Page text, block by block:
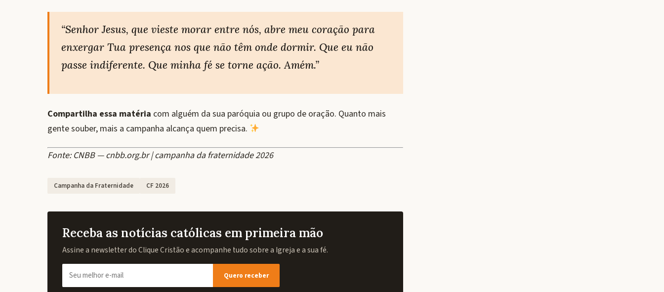
“Senhor Jesus, que vieste morar entre nós, abre meu coração para
enxergar Tua presença nos que não têm onde dormir. Que eu não
passe indiferente. Que minha fé se torne ação. Amém.”
Compartilha essa matéria com alguém da sua paróquia ou grupo de oração. Quanto mais
gente souber, mais a campanha alcança quem precisa.
Fonte: CNBB — cnbb.org.br | campanha da fraternidade 2026
Campanha da Fraternidade CF 2026
Receba as notícias católicas em primeira mão
Assine a newsletter do Clique Cristão e acompanhe tudo sobre a Igreja e a sua fé.
Quero receber